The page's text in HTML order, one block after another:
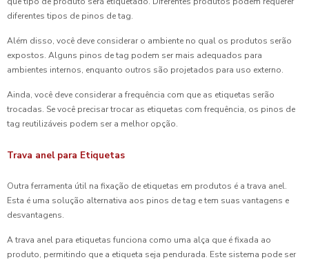
diferentes tipos de pinos de tag.
Além disso, você deve considerar o ambiente no qual os produtos serão
expostos. Alguns pinos de tag podem ser mais adequados para
ambientes internos, enquanto outros são projetados para uso externo.
Ainda, você deve considerar a frequência com que as etiquetas serão
trocadas. Se você precisar trocar as etiquetas com frequência, os pinos de
tag reutilizáveis podem ser a melhor opção.
Trava anel para Etiquetas
Outra ferramenta útil na fixação de etiquetas em produtos é a trava anel.
Esta é uma solução alternativa aos pinos de tag e tem suas vantagens e
desvantagens.
A trava anel para etiquetas funciona como uma alça que é fixada ao
produto, permitindo que a etiqueta seja pendurada. Este sistema pode ser